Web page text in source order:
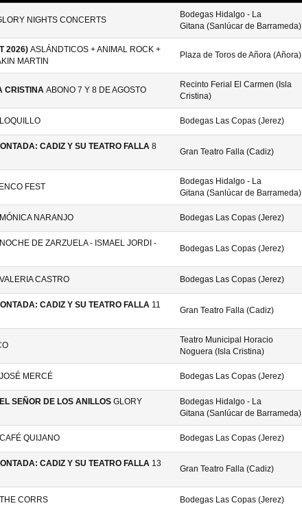
NIGHTS CONCERTS
Bodegas Hidalgo - La
Gitana (Sanlúcar de Barrameda)
2026) ASLÁNDTICOS + ANIMAL ROCK +
MARTIN
Plaza de Toros de Añora (Añora)
CRISTINA ABONO 7 Y 8 DE AGOSTO
Recinto Ferial El Carmen (Isla
Cristina)
LOQUILLO Bodegas Las Copas (Jerez)
CADIZ Y SU TEATRO FALLA 8
Gran Teatro Falla (Cadiz)
FEST
Bodegas Hidalgo - La
Gitana (Sanlúcar de Barrameda)
MÓNICA NARANJO Bodegas Las Copas (Jerez)
NOCHE DE ZARZUELA - ISMAEL JORDI -
Bodegas Las Copas (Jerez)
VALERIA CASTRO Bodegas Las Copas (Jerez)
CADIZ Y SU TEATRO FALLA 11
Gran Teatro Falla (Cadiz)
Teatro Municipal Horacio
Noguera (Isla Cristina)
JOSÉ MERCÉ Bodegas Las Copas (Jerez)
SEÑOR DE LOS ANILLOS GLORY
Bodegas Hidalgo - La
Gitana (Sanlúcar de Barrameda)
CAFÉ QUIJANO Bodegas Las Copas (Jerez)
CADIZ Y SU TEATRO FALLA 13
Gran Teatro Falla (Cadiz)
THE CORRS Bodegas Las Copas (Jerez)